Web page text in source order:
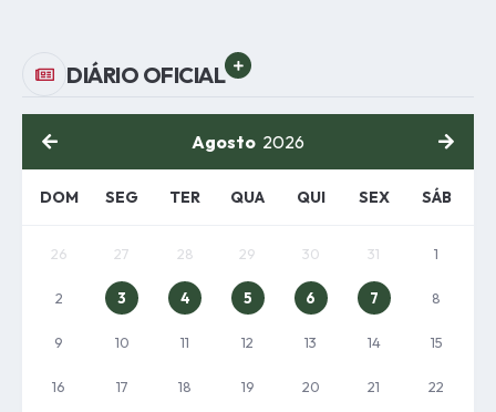
DIÁRIO OFICIAL
Agosto 2026
DOM SEG TER QUA QUI SEX SÁB
26 27 28 29 30 31 1
2 3 4 5 6 7 8
9 10 11 12 13 14 15
16 17 18 19 20 21 22